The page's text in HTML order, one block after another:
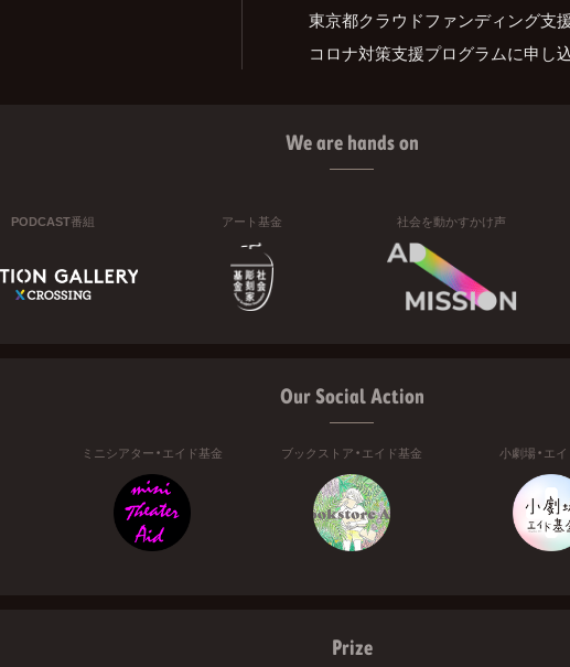
東京都クラウドファンディング支
コロナ対策支援プログラムに申し
We are hands on
PODCAST番組 アート基金 社会を動かすかけ声
Our Social Action
ミニシアター・エイド基金 ブックストア・エイド基金 小劇場・エ
Prize